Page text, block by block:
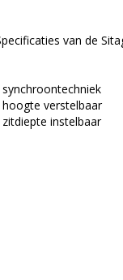
van de
synchroontechniek
hoogte verstelbaar
zitdiepte instelbaar